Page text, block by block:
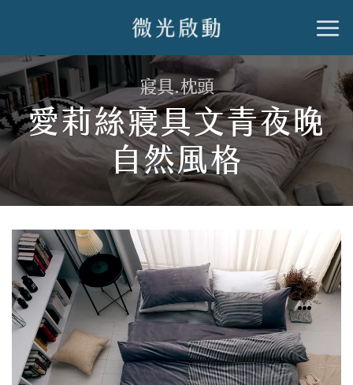
內
容
寢具.枕頭
愛莉絲寢具文青夜晚
自然風格